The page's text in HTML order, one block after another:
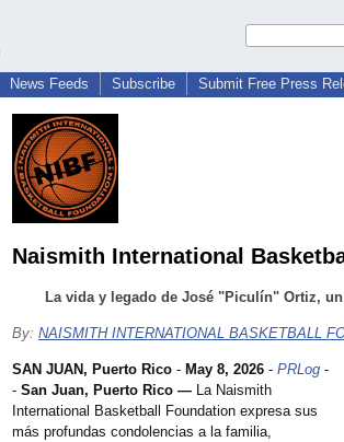
News Feeds Subscribe Submit Free Press
Naismith International
La vida y legado de José "Piculín" Ortiz,
By: NAISMITH INTERNATIONAL BASKETBALL
SAN JUAN, Puerto Rico - May 8, 2026 - PRLog -
- San Juan, Puerto Rico — La Naismith
International Basketball Foundation expresa sus
más profundas condolencias a la familia,